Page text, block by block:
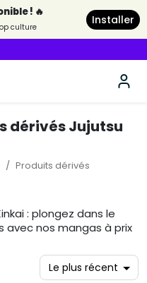
! 🔥
culture
Installer
dérivés Jujutsu
Produits dérivés
: plongez dans le
nos mangas à prix